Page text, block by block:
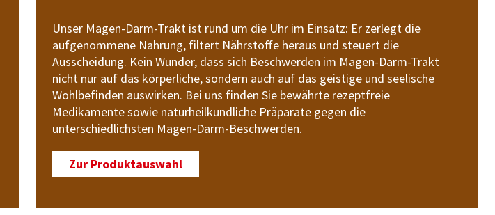
Unser Magen-Darm-Trakt ist rund um die Uhr im Einsatz: Er zerlegt die
aufgenommene Nahrung, filtert Nährstoffe heraus und steuert die
Ausscheidung. Kein Wunder, dass sich Beschwerden im Magen-Darm-Trakt
nicht nur auf das körperliche, sondern auch auf das geistige und seelische
Wohlbefinden auswirken. Bei uns finden Sie bewährte rezeptfreie
Medikamente sowie naturheilkundliche Präparate gegen die
unterschiedlichsten Magen-Darm-Beschwerden.
Zur Produktauswahl